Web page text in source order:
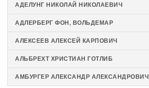
АДЕЛУНГ НИКОЛАЙ НИКОЛАЕВИЧ
АДЛЕРБЕРГ ФОН, ВОЛЬДЕМАР
АЛЕКСЕЕВ АЛЕКСЕЙ КАРПОВИЧ
АЛЬБРЕХТ ХРИСТИАН ГОТЛИБ
АМБУРГЕР АЛЕКСАНДР АЛЕКСАНДРОВИЧ